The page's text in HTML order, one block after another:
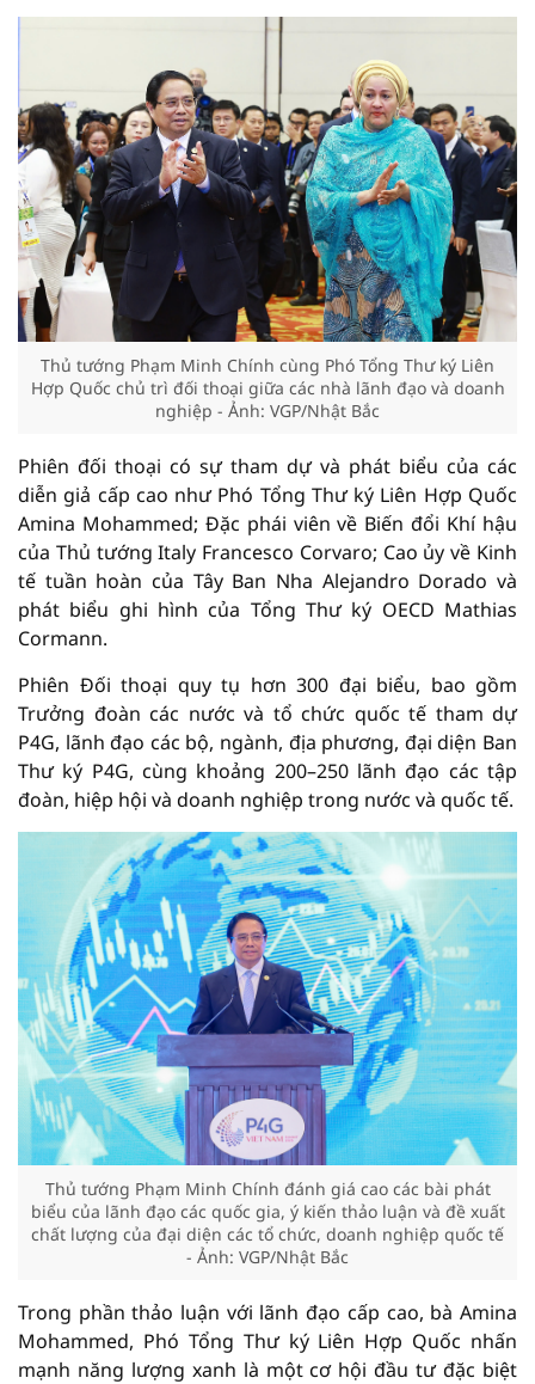
Thủ tướng Phạm Minh Chính cùng Phó Tổng Thư ký Liên
Hợp Quốc chủ trì đối thoại giữa các nhà lãnh đạo và doanh
nghiệp - Ảnh: VGP/Nhật Bắc
Phiên đối thoại có sự tham dự và phát biểu của các
diễn giả cấp cao như Phó Tổng Thư ký Liên Hợp Quốc
Amina Mohammed; Đặc phái viên về Biến đổi Khí hậu
của Thủ tướng Italy Francesco Corvaro; Cao ủy về Kinh
tế tuần hoàn của Tây Ban Nha Alejandro Dorado và
phát biểu ghi hình của Tổng Thư ký OECD Mathias
Cormann.
Phiên Đối thoại quy tụ hơn 300 đại biểu, bao gồm
Trưởng đoàn các nước và tổ chức quốc tế tham dự
P4G, lãnh đạo các bộ, ngành, địa phương, đại diện Ban
Thư ký P4G, cùng khoảng 200–250 lãnh đạo các tập
đoàn, hiệp hội và doanh nghiệp trong nước và quốc tế.
Thủ tướng Phạm Minh Chính đánh giá cao các bài phát
biểu của lãnh đạo các quốc gia, ý kiến thảo luận và đề xuất
chất lượng của đại diện các tổ chức, doanh nghiệp quốc tế
- Ảnh: VGP/Nhật Bắc
Trong phần thảo luận với lãnh đạo cấp cao, bà Amina
Mohammed, Phó Tổng Thư ký Liên Hợp Quốc nhấn
mạnh năng lượng xanh là một cơ hội đầu tư đặc biệt